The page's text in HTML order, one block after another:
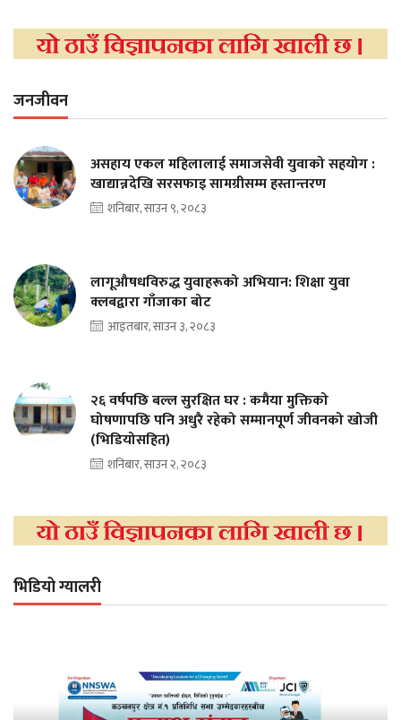
जनजीवन
असहाय एकल महिलालाई समाजसेवी युवाको सहयोग :
खाद्यान्नदेखि सरसफाइ सामग्रीसम्म हस्तान्तरण
शनिबार, साउन ९, २०८३
लागूऔषधविरुद्ध युवाहरूको अभियान: शिक्षा युवा
क्लबद्वारा गाँजाका बोट
आइतबार, साउन ३, २०८३
२६ वर्षपछि बल्ल सुरक्षित घर : कमैया मुक्तिको
घोषणापछि पनि अधुरै रहेको सम्मानपूर्ण जीवनको खोजी
(भिडियोसहित)
शनिबार, साउन २, २०८३
भिडियो ग्यालरी